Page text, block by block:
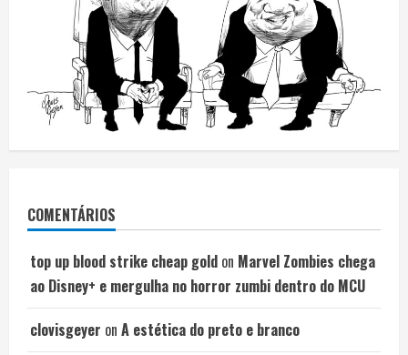
COMENTÁRIOS
top up blood strike cheap gold on Marvel Zombies chega
ao Disney+ e mergulha no horror zumbi dentro do MCU
clovisgeyer on A estética do preto e branco